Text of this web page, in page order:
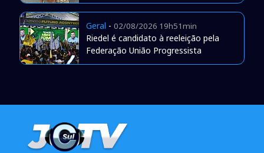
Geral - 02/08/2026 19h51min
Riedel é candidato à reeleição pela
Federação União Progressista